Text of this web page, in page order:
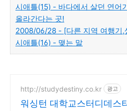
시애틀(15) - 바다에서 살던 연어
올라간다는 곳!
2008/06/28 - [다른 지역 여행기
시애틀(16) - 맺는 말
http://studydestiny.co.kr 광고
워싱턴 대학교스터디데스